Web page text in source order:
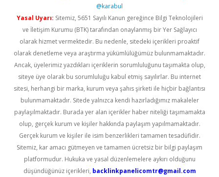
@karabul
Yasal Uyarı: Sitemiz, 5651 Sayılı Kanun gereğince Bilgi Teknolojileri
ve İletişim Kurumu (BTK) tarafından onaylanmış bir Yer Sağlayıcı
olarak hizmet vermektedir. Bu nedenle, sitedeki içerikleri proaktif
olarak denetleme veya araştırma yükümlülüğümüz bulunmamaktadır.
Ancak, üyelerimiz yazdıkları içeriklerin sorumluluğunu taşımakta olup,
siteye üye olarak bu sorumluluğu kabul etmiş sayılırlar. Bu internet
sitesi, herhangi bir marka, kurum veya şahıs şirketi ile hiçbir bağlantısı
bulunmamaktadır. Sitede yalnızca kendi hazırladığımız makaleler
paylaşılmaktadır. Burada yer alan içerikler haber niteliği taşımamakta
olup, gerçek kurum ve kişiler hakkında paylaşım yapılmamaktadır.
Gerçek kurum ve kişiler ile isim benzerlikleri tamamen tesadüfidir.
Sitemiz, kar amacı gütmeyen ve tamamen ücretsiz bir bilgi paylaşım
platformudur. Hukuka ve yasal düzenlemelere aykırı olduğunu
düşündüğünüz içerikleri, backlinkpanelicomtr@gmail.com